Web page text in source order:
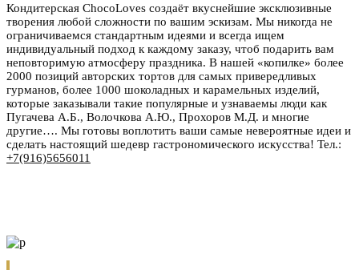
Кондитерская ChocoLoves создаёт вкуснейшие эксклюзивные
творения любой сложности по вашим эскизам. Мы никогда не
ограничиваемся стандартным идеями и всегда ищем
индивидуальный подход к каждому заказу, чтоб подарить вам
неповторимую атмосферу праздника. В нашей «копилке» более
2000 позиций авторских тортов для самых привередливых
гурманов, более 1000 шоколадных и карамельных изделий,
которые заказывали такие популярные и узнаваемы люди как
Пугачева А.Б., Волочкова А.Ю., Прохоров М.Д. и многие
другие…. Мы готовы воплотить ваши самые невероятные идеи и
сделать настоящий шедевр гастрономического искусства! Тел.:
+7(916)5656011